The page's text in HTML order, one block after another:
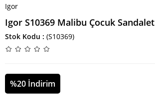
Igor
Igor S10369 Malibu Çocuk Sandalet
Stok Kodu (S10369)
%20 İndirim